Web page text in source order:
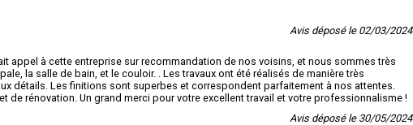
Avis déposé le 02/03/2024
appel à cette entreprise sur recommandation de nos voisins, et nous sommes très
la salle de bain, et le couloir. . Les travaux ont été réalisés de manière très
détails. Les finitions sont superbes et correspondent parfaitement à nos attentes.
rénovation. Un grand merci pour votre excellent travail et votre professionnalisme !
Avis déposé le 30/05/2024